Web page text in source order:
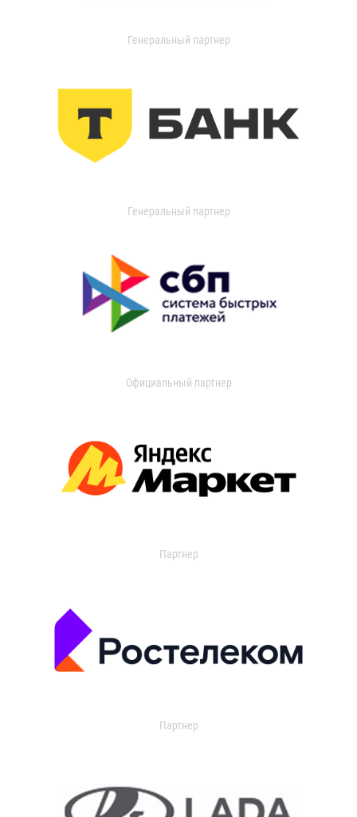
Генеральный партнер
Генеральный партнер
Официальный партнер
Партнер
Партнер